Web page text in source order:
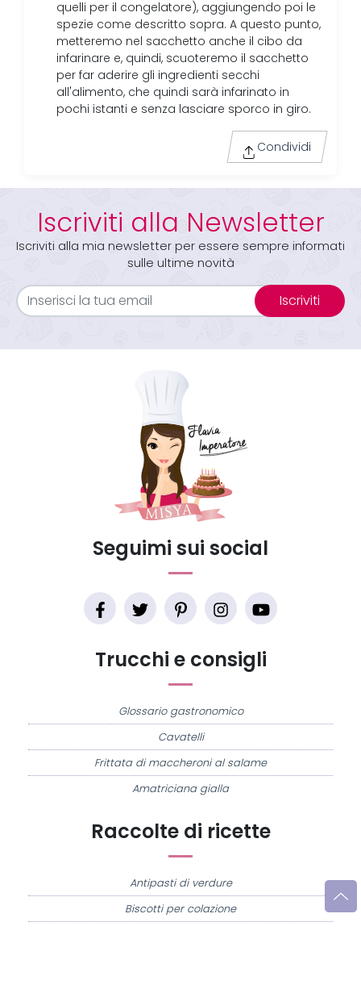
quelli per il congelatore), aggiungendo poi le
spezie come descritto sopra. A questo punto,
metteremo nel sacchetto anche il cibo da
infarinare e, quindi, scuoteremo il sacchetto
per far aderire gli ingredienti secchi
all'alimento, che quindi sarà infarinato in
pochi istanti e senza lasciare sporco in giro.
Condividi
Iscriviti alla Newsletter
Iscriviti alla mia newsletter per essere sempre informati
sulle ultime novità
Iscriviti
Raccolte di ricette
Antipasti di verdure
Biscotti per colazione
Trucchi e consigli
Glossario gastronomico
Cavatelli
Frittata di maccheroni al salame
Amatriciana gialla
Seguimi sui social